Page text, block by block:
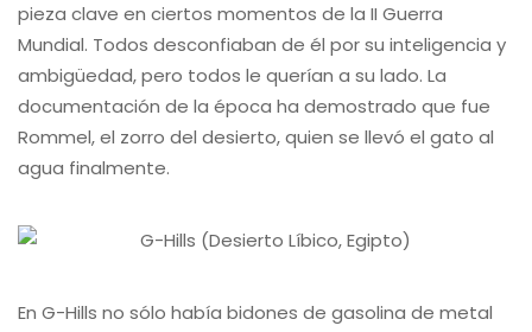
pieza clave en ciertos momentos de la II Guerra
Mundial. Todos desconfiaban de él por su inteligencia y
ambigüedad, pero todos le querían a su lado. La
documentación de la época ha demostrado que fue
Rommel, el zorro del desierto, quien se llevó el gato al
agua finalmente.
En G-Hills no sólo había bidones de gasolina de metal